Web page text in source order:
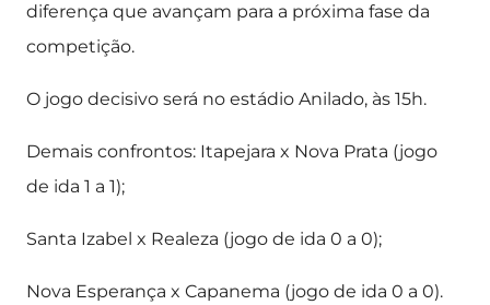
diferença que avançam para a próxima fase da
competição.
O jogo decisivo será no estádio Anilado, às 15h.
Demais confrontos: Itapejara x Nova Prata (jogo
de ida 1 a 1);
Santa Izabel x Realeza (jogo de ida 0 a 0);
Nova Esperança x Capanema (jogo de ida 0 a 0).